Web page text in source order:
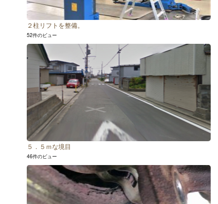
２柱リフトを整備。
52件のビュー
５．５ｍな境目
46件のビュー